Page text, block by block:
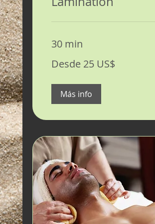
30 min
25
dólares
Desde 25 US$
Más info